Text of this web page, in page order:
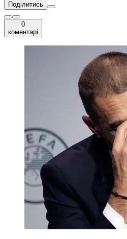
Поділитись
0
коментарі